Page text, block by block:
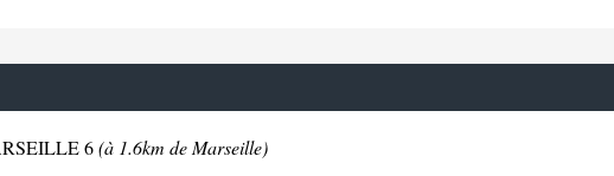
6(à 1.6km de Marseille)